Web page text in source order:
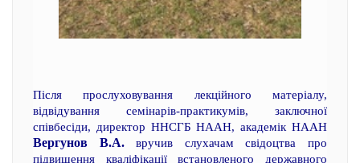
Після прослуховування лекційного матеріалу,
відвідування семінарів-практикумів, заключної
співбесіди, директор ННСГБ НААН, академік НААН
Вергунов В.А.вручив слухачам свідоцтва про
підвищення кваліфікації встановленого державного